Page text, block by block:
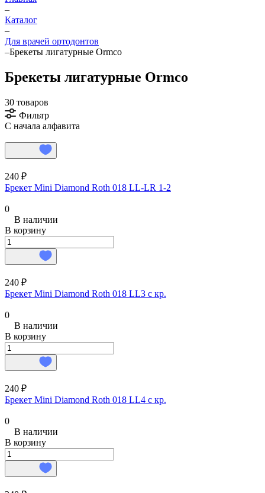
–
Каталог
–
Для врачей ортодонтов
–Брекеты лигатурные Ormco
Брекеты лигатурные Ormco
30 товаров
Фильтр
С начала алфавита
240 ₽
Брекет Mini Diamond Roth 018 LL-LR 1-2
0
В наличии
В корзину
240 ₽
Брекет Mini Diamond Roth 018 LL3 с кр.
0
В наличии
В корзину
240 ₽
Брекет Mini Diamond Roth 018 LL4 с кр.
0
В наличии
В корзину